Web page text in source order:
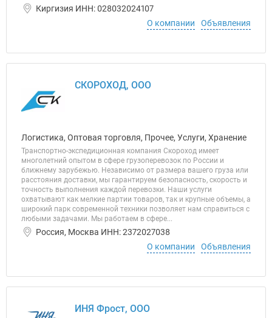
Киргизия ИНН: 028032024107
О компании
Объявления
СКОРОХОД, ООО
Логистика, Оптовая торговля, Прочее, Услуги, Хранение
Транспортно-экспедиционная компания Скороход имеет
многолетний опытом в сфере грузоперевозок по России и
ближнему зарубежью. Независимо от размера вашего груза или
расстояния доставки, мы гарантируем безопасность, скорость и
точность выполнения каждой перевозки. Наши услуги
охватывают как мелкие партии товаров, так и крупные объемы, а
широкий парк современной техники позволяет нам справиться с
любыми задачами. Мы работаем в сфере...
Россия, Москва ИНН: 2372027038
О компании
Объявления
ИНЯ Фрост, ООО